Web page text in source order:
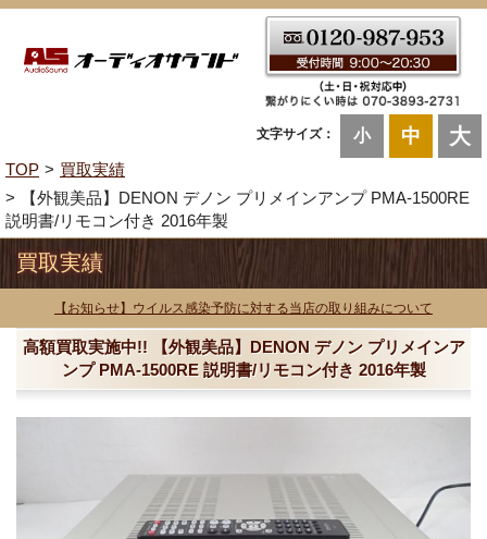
文字サイズ： 小 中 大
TOP
買取実績
【外観美品】DENON デノン プリメインアンプ PMA-1500RE
説明書/リモコン付き 2016年製
買取実績
【お知らせ】ウイルス感染予防に対する当店の取り組みについて
高額買取実施中!! 【外観美品】DENON デノン プリメインア
ンプ PMA-1500RE 説明書/リモコン付き 2016年製